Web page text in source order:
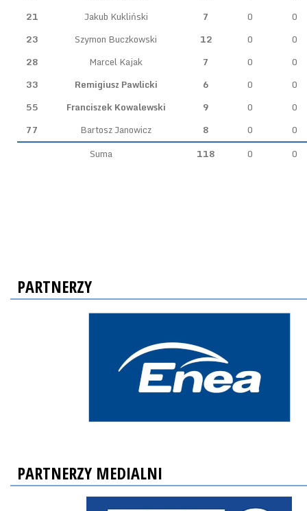
21
Jakub Kukliński 7 0
0
23
Szymon Buczkowski 12 0
0
28
Marcel Kajak 7 0
0
33
Remigiusz Pawlicki 6 0
0
55
Franciszek Kowalewski 9 0
0
77
Bartosz Janowicz 8 0
0
Suma
118 0 0
PARTNERZY
PARTNERZY MEDIALNI